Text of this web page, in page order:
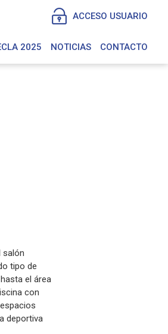
ACCESO USUARIO
2025 NOTICIAS CONTACTO
salón
tipo de
el área
con
deportiva